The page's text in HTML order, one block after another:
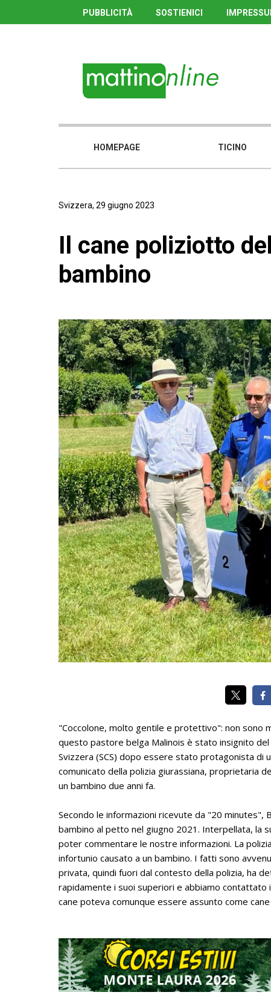
PUBBLICITÀ SOSTIENICI
HOMEPAGE TICINO
Svizzera, 29 giugno 2023
Il cane poliziotto
bambino
"Coccolone, molto gentile e protettivo": non sono
questo pastore belga Malinois è stato insignito del
Svizzera (SCS) dopo essere stato protagonista di
comunicato della polizia giurassiana, proprietaria
un bambino due anni fa.
Secondo le informazioni ricevute da "20
bambino al petto nel giugno 2021. Interpellata, la
poter commentare le nostre informazioni. La
infortunio causato a un bambino. I fatti sono
privata, quindi fuori dal contesto della polizia, ha
rapidamente i suoi superiori e abbiamo contattato
cane poteva comunque essere assunto come